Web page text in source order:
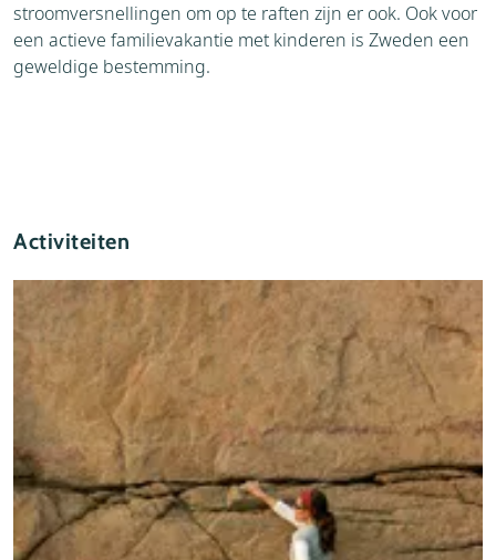
stroomversnellingen om op te raften zijn er ook. Ook voor
een actieve familievakantie met kinderen is Zweden een
geweldige bestemming.
Activiteiten